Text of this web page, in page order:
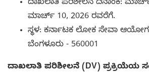
ದಾಖಲಾತಿ ಪರಿಶೀಲನೆ ದಿನಾಂಕ:
ಮಾರ್ಚ್ 10, 2026 ರವರೆಗೆ.
ಸ್ಥಳ: ಕರ್ನಾಟಕ ಲೋಕ ಸೇವಾ
ಬೆಂಗಳೂರು - 560001
ದಾಖಲಾತಿ ಪರಿಶೀಲನೆ (DV) ಪ್ರಕ್ರಿಯೆಯ